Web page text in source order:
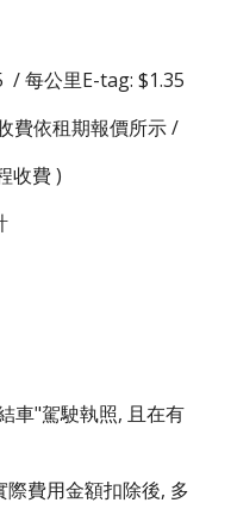
/每公里E-tag: $1.35
費依租期報價所示 /
收費 )
車"駕駛執照, 且在有
費用金額扣除後, 多